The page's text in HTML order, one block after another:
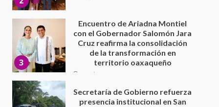
4
Secretaría de Gobierno refuerza
presencia institucional en San
Juan Mazatlán
20 julio 2026
Sanciona Municipio de Oaxaca
de Juárez caso de maltrato